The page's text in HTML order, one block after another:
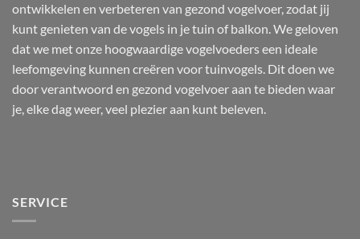
ontwikkelen en verbeteren van gezond vogelvoer, zodat jij
kunt genieten van de vogels in je tuin of balkon. We geloven
dat we met onze hoogwaardige vogelvoeders een ideale
leefomgeving kunnen creëren voor tuinvogels. Dit doen we
door verantwoord en gezond vogelvoer aan te bieden waar
je, elke dag weer, veel plezier aan kunt beleven.
SERVICE